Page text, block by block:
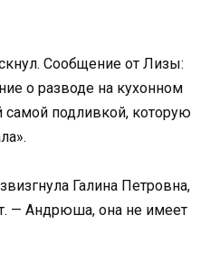
Сообщение от Лизы:
о разводе на кухонном
самой подливкой, которую
Галина Петровна,
— Андрюша, она не имеет